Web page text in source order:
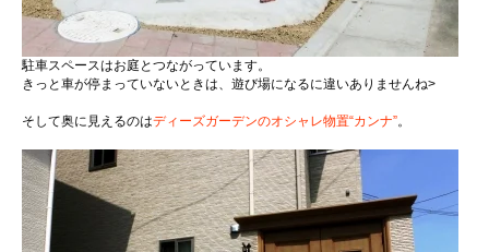
駐車スペースはお庭とつながっています。
きっと車が停まっていないときは、遊び場になるに違いありませんね>
そして奥に見えるのはディーズガーデンのオシャレ物置“カンナ”。